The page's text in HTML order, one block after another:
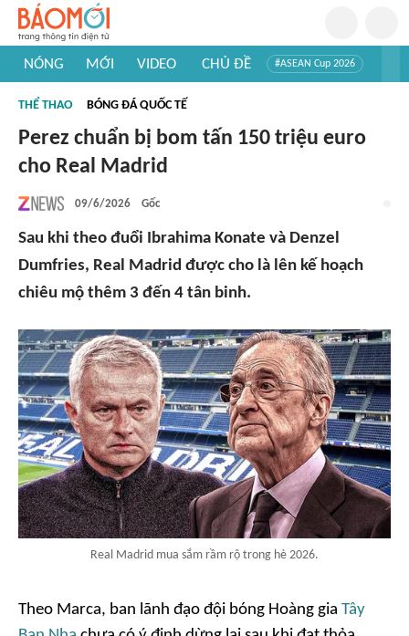
NÓNG MỚI VIDEO CHỦ ĐỀ #ASEAN Cup 2026
#Khám phá thế giới
THỂ THAO BÓNG ĐÁ QUỐC TẾ
Perez chuẩn bị bom tấn 150 triệu euro
cho Real Madrid
09/6/2026 Gốc
Sau khi theo đuổi Ibrahima Konate và Denzel
Dumfries, Real Madrid được cho là lên kế hoạch
chiêu mộ thêm 3 đến 4 tân binh.
Real Madrid mua sắm rầm rộ trong hè 2026.
Theo Marca, ban lãnh đạo đội bóng Hoàng gia Tây